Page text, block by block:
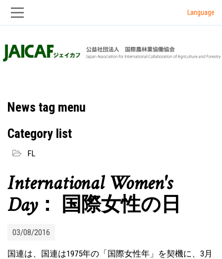
to
to
Language
News tag menu
Category list
FL
International Women's
Day： 国際女性の日
03/08/2016
国連は、国連は1975年の「国際女性年」を契機に、3月